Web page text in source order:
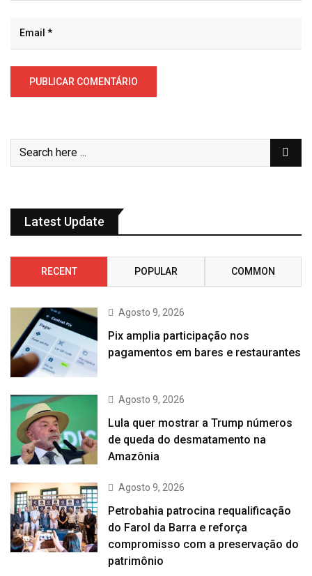
Latest Update
RECENT POPULAR COMMON
Agosto 9, 2026
Pix amplia participação nos
pagamentos em bares e restaurantes
Agosto 9, 2026
Lula quer mostrar a Trump números
de queda do desmatamento na
Amazônia
Agosto 9, 2026
Petrobahia patrocina requalificação
do Farol da Barra e reforça
compromisso com a preservação do
patrimônio